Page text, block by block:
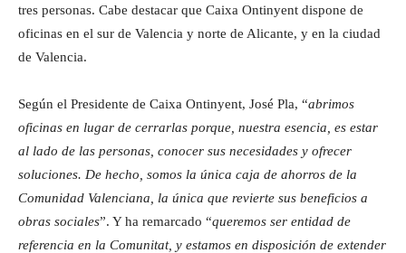
tres personas. Cabe destacar que Caixa Ontinyent dispone de
oficinas en el sur de Valencia y norte de Alicante, y en la ciudad
de Valencia.
Según el Presidente de Caixa Ontinyent, José Pla, “abrimos
oficinas en lugar de cerrarlas porque, nuestra esencia, es estar
al lado de las personas, conocer sus necesidades y ofrecer
soluciones. De hecho, somos la única caja de ahorros de la
Comunidad Valenciana, la única que revierte sus beneficios a
obras sociales”. Y ha remarcado “queremos ser entidad de
referencia en la Comunitat, y estamos en disposición de extender